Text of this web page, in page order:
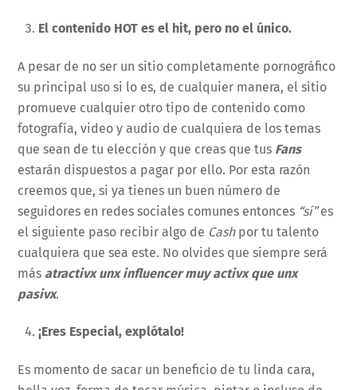
El contenido HOT es el hit, pero no el único.
A pesar de no ser un sitio completamente pornográfico
su principal uso si lo es, de cualquier manera, el sitio
promueve cualquier otro tipo de contenido como
fotografía, video y audio de cualquiera de los temas
que sean de tu elección y que creas que tus Fans
estarán dispuestos a pagar por ello. Por esta razón
creemos que, si ya tienes un buen número de
seguidores en redes sociales comunes entonces “sí”es
el siguiente paso recibir algo de Cash por tu talento
cualquiera que sea este. No olvides que siempre será
más atractivx unx influencer muy activx que unx
pasivx.
¡Eres Especial, explótalo!
Es momento de sacar un beneficio de tu linda cara,